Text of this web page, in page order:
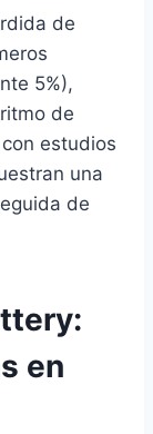
de
5%),
de
estudios
una
de
en